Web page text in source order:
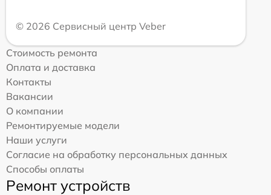
© 2026 Сервисный центр Veber
Стоимость ремонта
Оплата и доставка
Контакты
Вакансии
О компании
Ремонтируемые модели
Наши услуги
Согласие на обработку персональных данных
Способы оплаты
Ремонт устройств